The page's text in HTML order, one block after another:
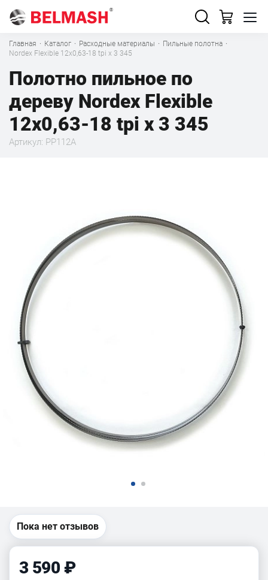
Главная · Каталог · Расходные материалы · Пильные полотна ·
Nordex Flexible 12х0,63-18 tpi x 3 345
Полотно пильное по
дереву Nordex Flexible
12х0,63-18 tpi x 3 345
Артикул: PP112A
Пока нет отзывов
3 590 ₽